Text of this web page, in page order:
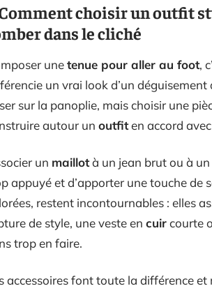
choisir un outfit
dans le cliché
unetenue pour aller au foot,
un vrai look d’un
sur la panoplie, mais choisir une
autour un outfiten accord
un maillotà un jean brut ou à
appuyé et d’apporter une touche de
restent incontournables : elles
de style, une veste en cuircourte
trop en faire.
accessoires font toute la différence